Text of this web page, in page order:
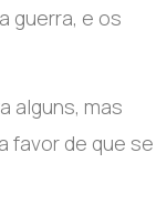
guerra, e os
alguns, mas
favor de que se